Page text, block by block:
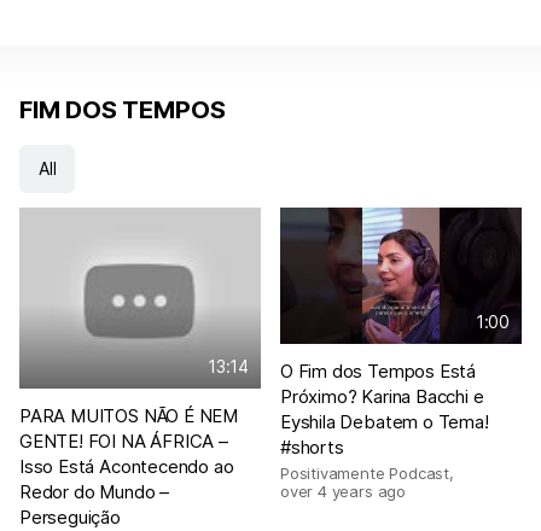
FIM DOS TEMPOS
All
13:14
PARA MUITOS NÃO É NEM
GENTE! FOI NA ÁFRICA –
Isso Está Acontecendo ao
Redor do Mundo –
Perseguição
1:00
O Fim dos Tempos Está
Próximo? Karina Bacchi e
Eyshila Debatem o Tema!
#shorts
Positivamente Podcast,
over 4 years ago